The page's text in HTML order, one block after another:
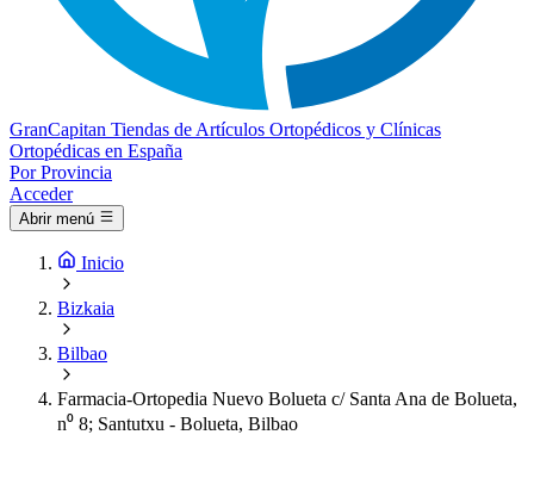
GranCapitan Tiendas de Artículos Ortopédicos y Clínicas
Ortopédicas en España
Por Provincia
Acceder
Abrir menú
Inicio
Bizkaia
Bilbao
Farmacia-Ortopedia Nuevo Bolueta c/ Santa Ana de Bolueta,
n⁰ 8; Santutxu - Bolueta, Bilbao